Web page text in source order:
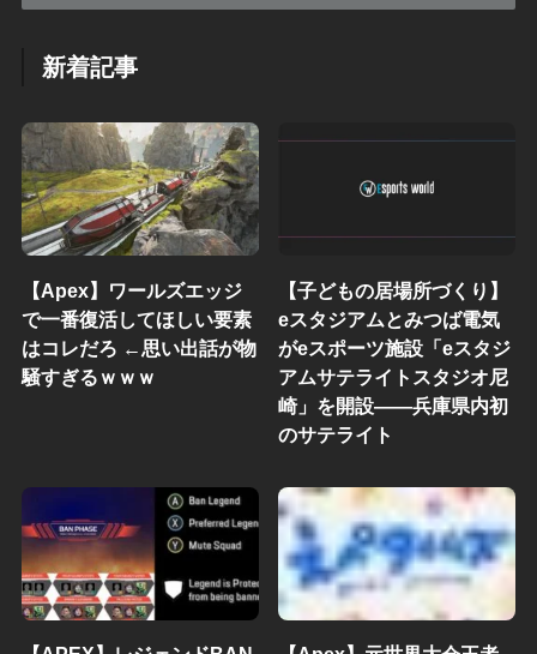
新着記事
【Apex】ワールズエッジ
で一番復活してほしい要素
はコレだろ ←思い出話が物
騒すぎるｗｗｗ
【子どもの居場所づくり】
eスタジアムとみつば電気
がeスポーツ施設「eスタジ
アムサテライトスタジオ尼
崎」を開設——兵庫県内初
のサテライト